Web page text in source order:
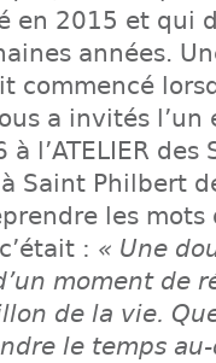
en 2015 et qui
années.
commencé
a invités l’un
l’ATELIER des
Saint Philbert
les mots
: « Une
moment de
de la vie.
le temps au-